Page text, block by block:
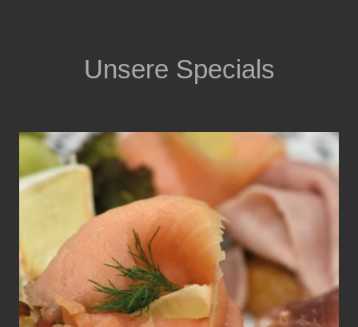
Unsere Specials